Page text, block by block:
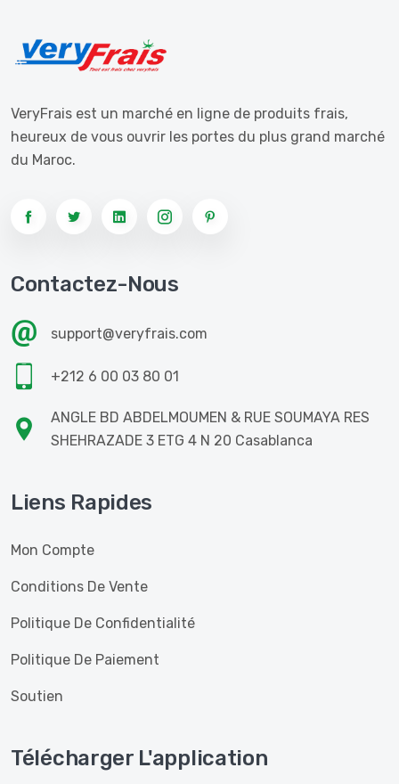
VeryFrais est un marché en ligne de produits frais,
heureux de vous ouvrir les portes du plus grand marché
du Maroc.
Contactez-Nous
support@veryfrais.com
+212 6 00 03 80 01
ANGLE BD ABDELMOUMEN & RUE SOUMAYA RES
SHEHRAZADE 3 ETG 4 N 20 Casablanca
Liens Rapides
Mon Compte
Conditions De Vente
Politique De Confidentialité
Politique De Paiement
Soutien
Télécharger L'application